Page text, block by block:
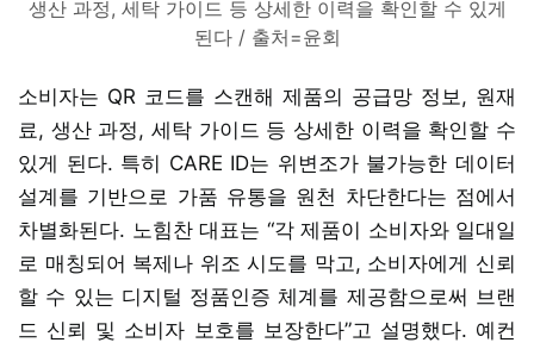
생산 과정, 세탁 가이드 등 상세한 이력을 확인할 수 있게
된다 / 출처=윤회
소비자는 QR 코드를 스캔해 제품의 공급망 정보, 원재
료, 생산 과정, 세탁 가이드 등 상세한 이력을 확인할 수
있게 된다. 특히 CARE ID는 위변조가 불가능한 데이터
설계를 기반으로 가품 유통을 원천 차단한다는 점에서
차별화된다. 노힘찬 대표는 “각 제품이 소비자와 일대일
로 매칭되어 복제나 위조 시도를 막고, 소비자에게 신뢰
할 수 있는 디지털 정품인증 체계를 제공함으로써 브랜
드 신뢰 및 소비자 보호를 보장한다”고 설명했다. 예컨